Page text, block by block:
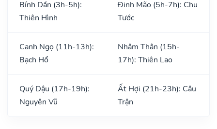
Bính Dần (3h-5h):
Thiên Hình
Đinh Mão (5h-7h): Chu
Tước
Canh Ngọ (11h-13h):
Bạch Hổ
Nhâm Thân (15h-
17h): Thiên Lao
Quý Dậu (17h-19h):
Nguyên Vũ
Ất Hợi (21h-23h): Câu
Trận